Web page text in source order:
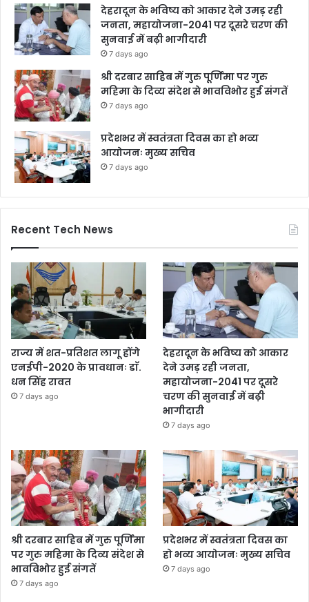
देहरादून के भविष्य को आकार देने उमड़ रही
जनता, महायोजना-2041 पर दूसरे चरण की
सुनवाई में बढ़ी भागीदारी
7 days ago
श्री दरबार साहिब में गुरु पूर्णिमा पर गुरु
महिमा के दिव्य संदेश से भावविभोर हुई संगतें
7 days ago
प्रदेशभर में स्वतंत्रता दिवस का हो भव्य
आयोजनः मुख्य सचिव
7 days ago
Recent Tech News
राज्य में शत-प्रतिशत लागू होंगे
एनईपी-2020 के प्रावधानः डाॅ.
धन सिंह रावत
7 days ago
देहरादून के भविष्य को आकार
देने उमड़ रही जनता,
महायोजना-2041 पर दूसरे
चरण की सुनवाई में बढ़ी
भागीदारी
7 days ago
श्री दरबार साहिब में गुरु पूर्णिमा
पर गुरु महिमा के दिव्य संदेश से
भावविभोर हुई संगतें
7 days ago
प्रदेशभर में स्वतंत्रता दिवस का
हो भव्य आयोजनः मुख्य सचिव
7 days ago